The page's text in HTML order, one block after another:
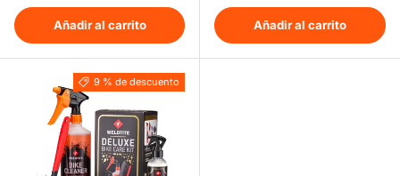
Añadir al carrito Añadir al carrito
9 % de descuento